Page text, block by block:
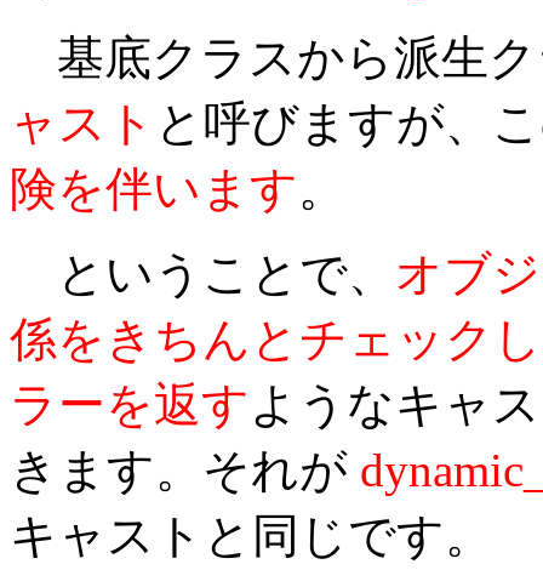
基底クラスから派生
ャスト と呼びますが、
険を伴います。
ということで、 オブ
係をきちんとチェック
ラーを返すようなキャ
きます。それが
キャストと同じです。